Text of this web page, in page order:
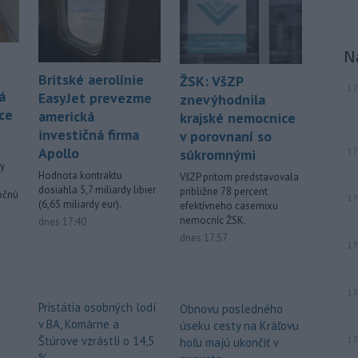
Filip Kuffa tvrdí,
komisia (EK) dala za pravdu v
zonáciám národných parkov (NP) a
naďalej je tak ohrozených 450
miliónov eur z plánu obnovy.
Britské aerolínie
EasyJet prevezme
americká
investičná firma
Apollo
Hodnota kontraktu
dosiahla 5,7 miliardy libier
(6,65 miliardy eur).
dnes 17:40
Pristátia osobných lodí
v BA, Komárne a
Štúrove vzrástli o 14,5
ŽSK: VšZP
znevýhodnila
krajské nemocnice
v porovnaní so
súkromnými
VšZP pritom predstavovala
približne 78 percent
efektívneho casemixu
nemocníc ŽSK.
dnes 17:57
Obnovu posledného
úseku cesty na Kráľovu
hoľu majú ukončiť v